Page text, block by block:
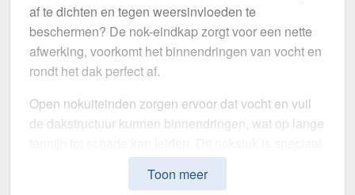
af te dichten en tegen weersinvloeden te
beschermen? De nok-eindkap zorgt voor een nette
afwerking, voorkomt het binnendringen van vocht en
rondt het dak perfect af.
Open nokuiteinden zorgen ervoor dat vocht en vuil
de dakstructuur kunnen binnendringen, wat op lange
ontwikkeld om eenveilige afdichting te
en tegelijkertijd het uiterlijk van het dak
Toon meer